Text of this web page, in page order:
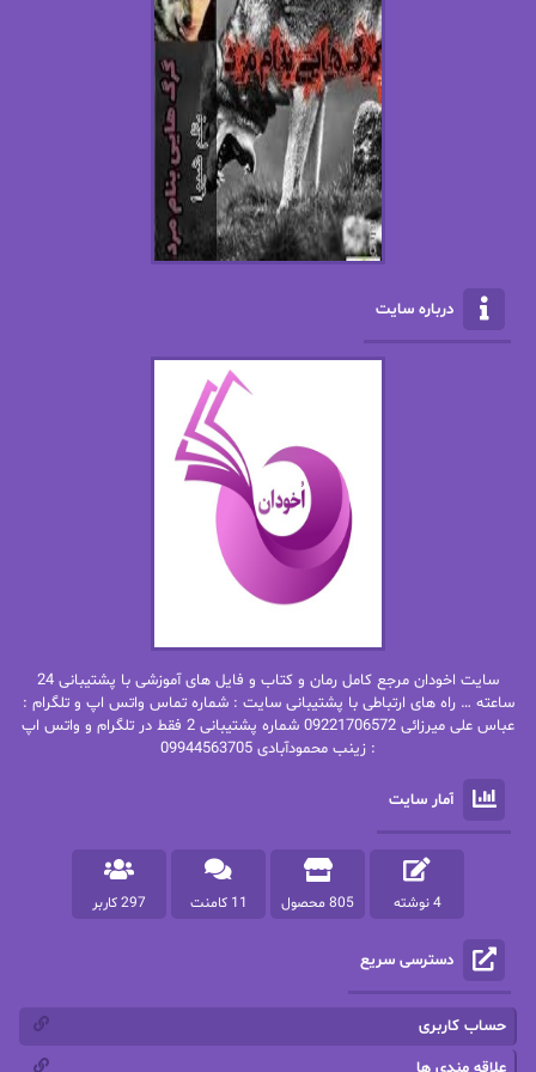
اصغر زاده
اکرم محمدی
الف صاد
الکساندر دوما
الناز پاکپور‌
الناز محمدی
امیر فرهی
باران
بهار سلطانی
بهاره شیرازی
بهاره.م
بیتا فرخی
پاتریشیا ویلسون پرتو فرهمند
پرستو اسحقی
پرستو مهاجر
پرهام رسولی
پروانه قدیمی پروانه محمدی
پریسا شکور(طوفان خاموش)
پنلوپه وارد
درباره سایت
سایت اخودان مرجع کامل رمان و کتاب و فایل های آموزشی با پشتیبانی 24
ساعته … راه های ارتباطی با پشتیبانی سایت : شماره تماس واتس اپ و تلگرام :
عباس علی میرزائی 09221706572 شماره پشتیبانی 2 فقط در تلگرام و واتس اپ
: زینب محمودآبادی 09944563705
آمار سایت
4 نوشته 805 محصول 11 کامنت 297 کاربر
دسترسی سریع
حساب کاربری